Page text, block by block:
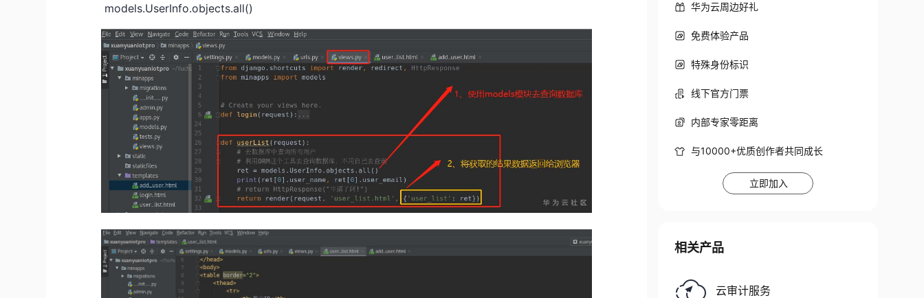
models.UserInfo.objects.all() 华为云周边好礼
免费体验产品
特殊身份标识
线下官方门票
内部专家零距离
与10000+优质创作者共同成长
立即加入
相关产品
云审计服务